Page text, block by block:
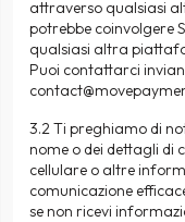
attraverso qualsiasi
potrebbe coinvolgere
qualsiasi altra
Puoi contattarci
3.2 Ti preghiamo di
nome o dei dettagli di
cellulare o altre
comunicazione
se non ricevi